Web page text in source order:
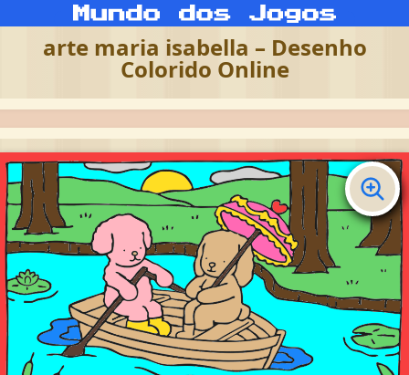
arte maria isabella – Desenho
Colorido Online